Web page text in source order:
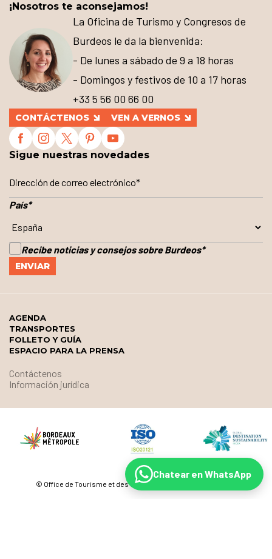
¡Nosotros te aconsejamos!
La Oficina de Turismo y Congresos de
Burdeos le da la bienvenida:
- De lunes a sábado de 9 a 18 horas
- Domingos y festivos de 10 a 17 horas
+33 5 56 00 66 00
CONTÁCTENOS VEN A VERNOS
Sigue nuestras novedades
País*
Recibe noticias y consejos sobre Burdeos*
AGENDA
TRANSPORTES
FOLLETO Y GUÍA
ESPACIO PARA LA PRENSA
Contáctenos
Información jurídica
© Office de Tourisme et des Congrès de Bordeaux Métropole
Chatear en WhatsApp